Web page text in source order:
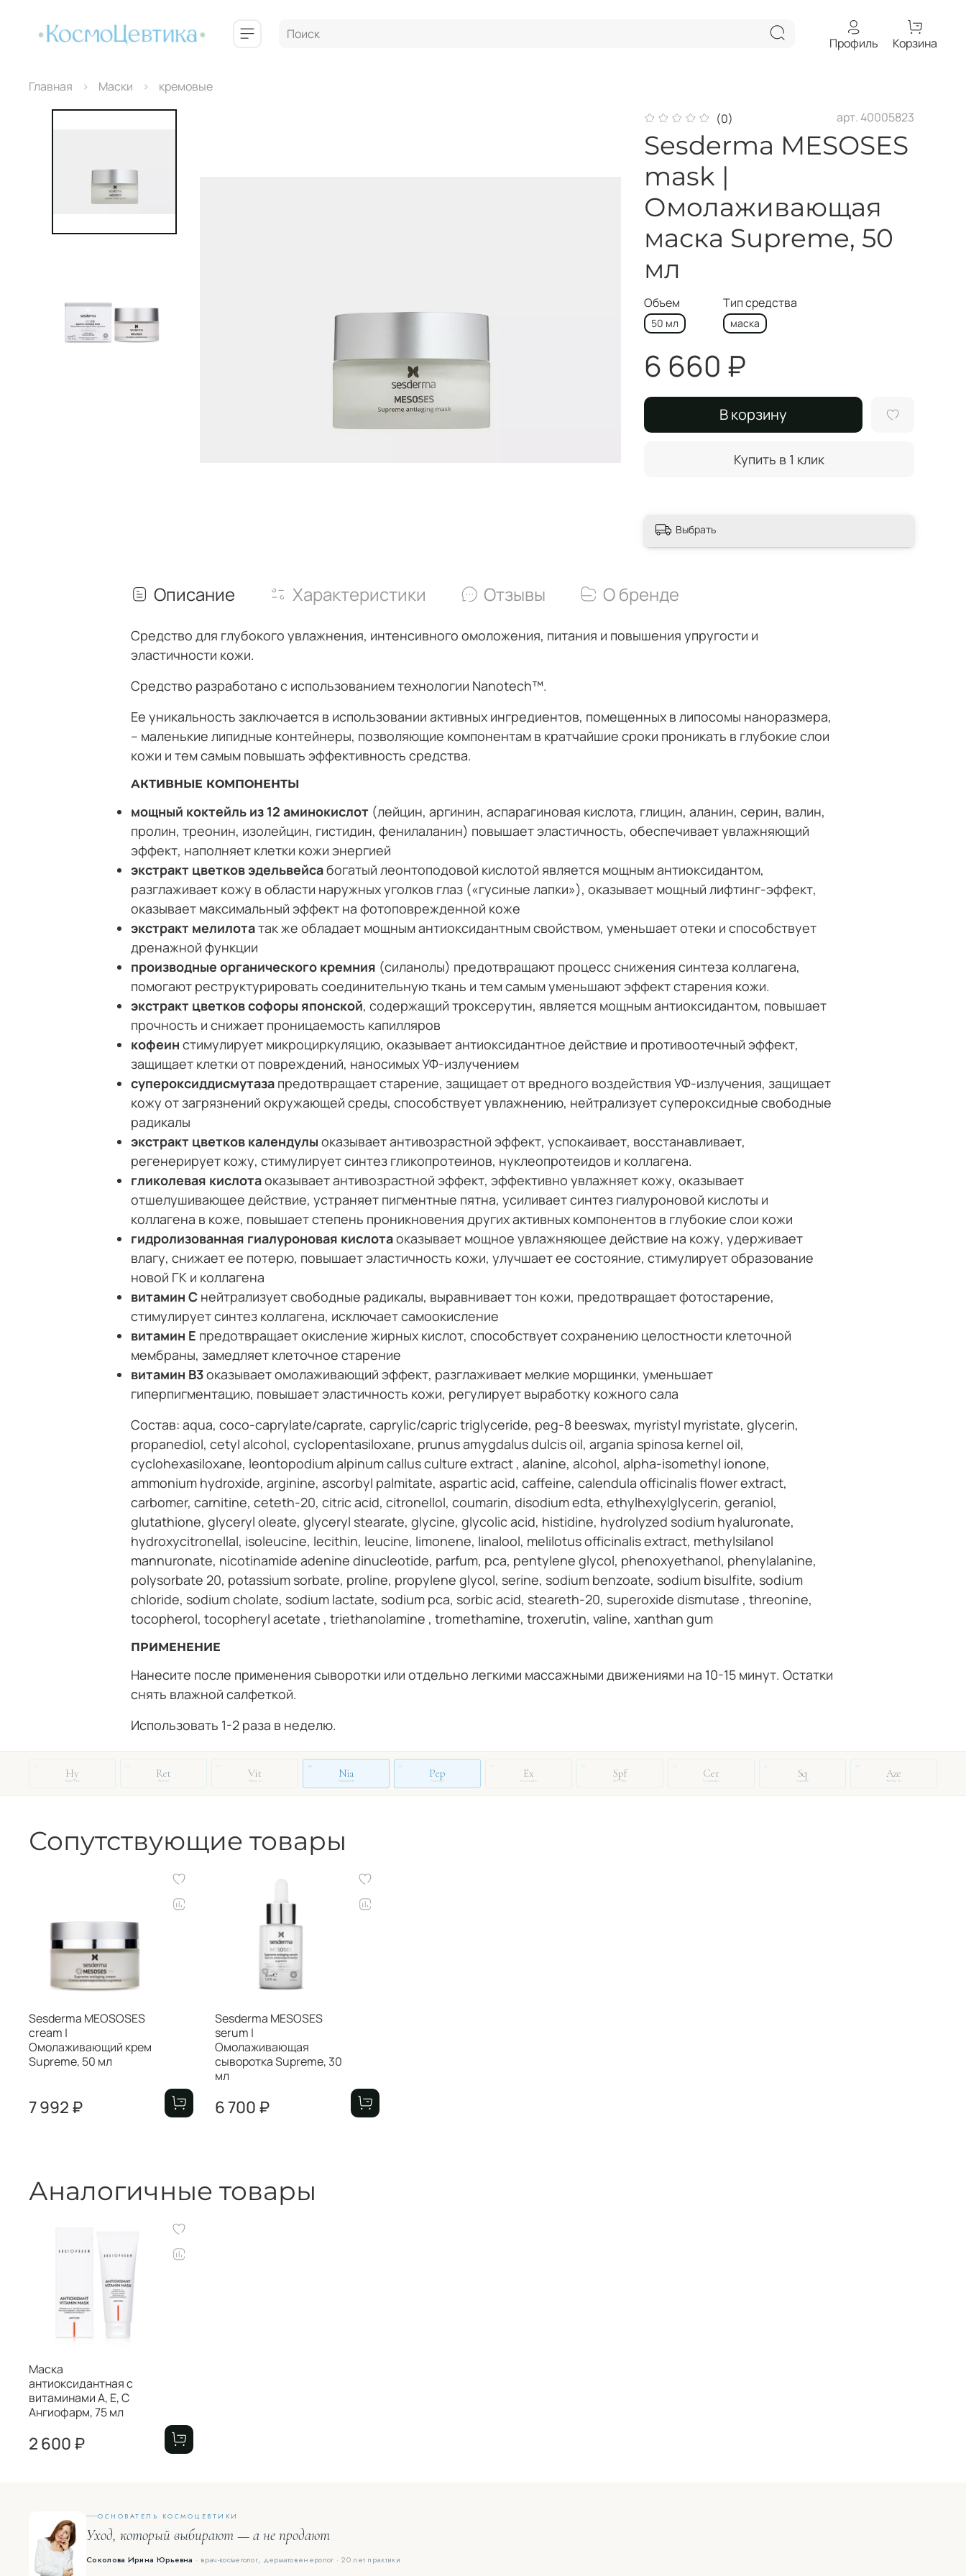
Профиль Корзина
Главная Маски кремовые
(0) арт. 40005823
Sesderma MESOSES
mask |
Омолаживающая
маска Supreme, 50
мл
Объем
50 мл
Тип средства
маска
6 660 ₽
В корзину
Купить в 1 клик
Выбрать
Описание Характеристики Отзывы О бренде
Средство для глубокого увлажнения, интенсивного омоложения, питания и повышения упругости и
эластичности кожи.
Средство разработано с использованием технологии Nanotech™.
Ее уникальность заключается в использовании активных ингредиентов, помещенных в липосомы наноразмера,
– маленькие липидные контейнеры, позволяющие компонентам в кратчайшие сроки проникать в глубокие слои
кожи и тем самым повышать эффективность средства.
АКТИВНЫЕ КОМПОНЕНТЫ
мощный коктейль из 12 аминокислот (лейцин, аргинин, аспарагиновая кислота, глицин, аланин, серин, валин,
пролин, треонин, изолейцин, гистидин, фенилаланин) повышает эластичность, обеспечивает увлажняющий
эффект, наполняет клетки кожи энергией
экстракт цветков эдельвейсабогатый леонтоподовой кислотой является мощным антиоксидантом,
разглаживает кожу в области наружных уголков глаз («гусиные лапки»), оказывает мощный лифтинг-эффект,
оказывает максимальный эффект на фотоповрежденной коже
экстракт мелилотатак же обладает мощным антиоксидантным свойством, уменьшает отеки и способствует
дренажной функции
производные органического кремния (силанолы) предотвращают процесс снижения синтеза коллагена,
помогают реструктурировать соединительную ткань и тем самым уменьшают эффект старения кожи.
экстракт цветков софоры японской, содержащий троксерутин, является мощным антиоксидантом, повышает
прочность и снижает проницаемость капилляров
кофеин стимулирует микроциркуляцию, оказывает антиоксидантное действие и противоотечный эффект,
защищает клетки от повреждений, наносимых УФ-излучением
супероксиддисмутаза предотвращает старение, защищает от вредного воздействия УФ-излучения, защищает
кожу от загрязнений окружающей среды, способствует увлажнению, нейтрализует супероксидные свободные
радикалы
экстракт цветков календулы оказывает антивозрастной эффект, успокаивает, восстанавливает,
регенерирует кожу, стимулирует синтез гликопротеинов, нуклеопротеидов и коллагена.
гликолевая кислотаоказывает антивозрастной эффект, эффективно увлажняет кожу, оказывает
отшелушивающее действие, устраняет пигментные пятна, усиливает синтез гиалуроновой кислоты и
коллагена в коже, повышает степень проникновения других активных компонентов в глубокие слои кожи
гидролизованная гиалуроновая кислотаоказывает мощное увлажняющее действие на кожу, удерживает
влагу, снижает ее потерю, повышает эластичность кожи, улучшает ее состояние, стимулирует образование
новой ГК и коллагена
витамин С нейтрализует свободные радикалы, выравнивает тон кожи, предотвращает фотостарение,
стимулирует синтез коллагена, исключает самоокисление
витамин Е предотвращает окисление жирных кислот, способствует сохранению целостности клеточной
мембраны, замедляет клеточное старение
витамин В3оказывает омолаживающий эффект, разглаживает мелкие морщинки, уменьшает
гиперпигментацию, повышает эластичность кожи, регулирует выработку кожного сала
Состав: aqua, coco-caprylate/caprate, caprylic/capric triglyceride, peg-8 beeswax, myristyl myristate, glycerin,
propanediol, cetyl alcohol, cyclopentasiloxane, prunus amygdalus dulcis oil, argania spinosa kernel oil,
cyclohexasiloxane, leontopodium alpinum callus culture extract , alanine, alcohol, alpha-isomethyl ionone,
ammonium hydroxide, arginine, ascorbyl palmitate, aspartic acid, caffeine, calendula officinalis flower extract,
carbomer, carnitine, ceteth-20, citric acid, citronellol, coumarin, disodium edta, ethylhexylglycerin, geraniol,
glutathione, glyceryl oleate, glyceryl stearate, glycine, glycolic acid, histidine, hydrolyzed sodium hyaluronate,
hydroxycitronellal, isoleucine, lecithin, leucine, limonene, linalool, melilotus officinalis extract, methylsilanol
mannuronate, nicotinamide adenine dinucleotide, parfum, pca, pentylene glycol, phenoxyethanol, phenylalanine,
polysorbate 20, potassium sorbate, proline, propylene glycol, serine, sodium benzoate, sodium bisulfite, sodium
chloride, sodium cholate, sodium lactate, sodium pca, sorbic acid, steareth-20, superoxide dismutase , threonine,
tocopherol, tocopheryl acetate , triethanolamine , tromethamine, troxerutin, valine, xanthan gum
ПРИМЕНЕНИЕ
Нанесите после применения сыворотки или отдельно легкими массажными движениями на 10-15 минут. Остатки
снять влажной салфеткой.
Использовать 1-2 раза в неделю.
14
Hy
Hyaluronic
Ret
Retinol
Vit
Vitamin C
08
Nia
Niacinamide
51
Pep
Peptides
Ex
Exosomes
Spf
SPF Filter
Cer
Ceramides
46
Sq
Squalane
Aze
Azelaic Ac.
Сопутствующие товары
Sesderma MEOSOSES
cream |
Омолаживающий крем
Supreme, 50 мл
7 992 ₽
Sesderma MESOSES
serum |
Омолаживающая
сыворотка Supreme, 30
мл
6 700 ₽
Аналогичные товары
Маска
антиоксидантная с
витаминами А, Е, С
Ангиофарм, 75 мл
2 600 ₽
ОСНОВАТЕЛЬ КОСМОЦЕВТИКИ
Уход, который выбирают — а не продают
Соколова Ирина Юрьевна · врач-косметолог, дерматовенеролог · 20 лет практики